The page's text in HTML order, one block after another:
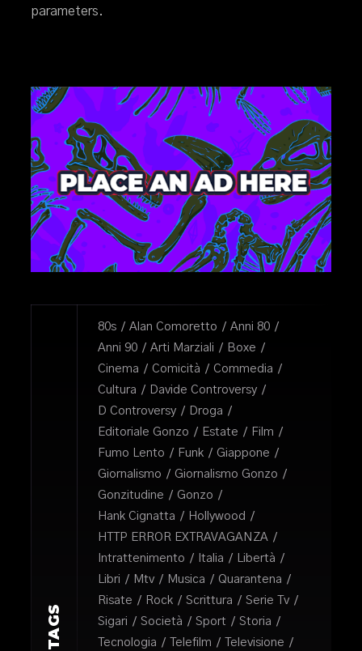
parameters.
TAGS
80s Alan Comoretto
Anni 80
Anni 90
Arti Marziali
Boxe
Cinema
Comicità
Commedia
Cultura
Davide Controversy
D Controversy
Droga
Editoriale Gonzo
Estate
Film
Fumo Lento
Funk
Giappone
Giornalismo
Giornalismo Gonzo
Gonzitudine
Gonzo
Hank Cignatta
Hollywood
HTTP ERROR EXTRAVAGANZA
Intrattenimento
Italia
Libertà
Libri
Mtv Musica
Quarantena
Risate
Rock Scrittura
Serie Tv
Sigari
Società Sport
Storia
Tecnologia
Telefilm
Televisione